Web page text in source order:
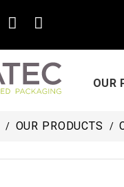
OUR
OUR PRODUCTS